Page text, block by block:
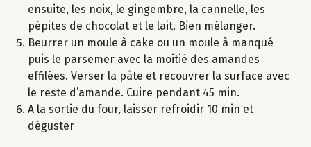
ensuite, les noix, le gingembre, la cannelle, les
pépites de chocolat et le lait. Bien mélanger.
Beurrer un moule à cake ou un moule à manqué
puis le parsemer avec la moitié des amandes
effilées. Verser la pâte et recouvrer la surface avec
le reste d’amande. Cuire pendant 45 min.
A la sortie du four, laisser refroidir 10 min et
déguster